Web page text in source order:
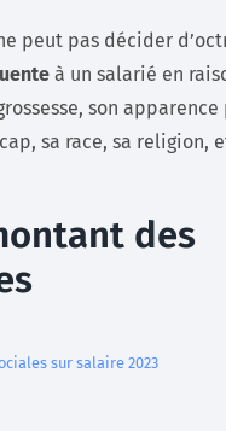
peut pas décider
à un salarié en
son
sa race, sa religion,
des
sur salaire 2023